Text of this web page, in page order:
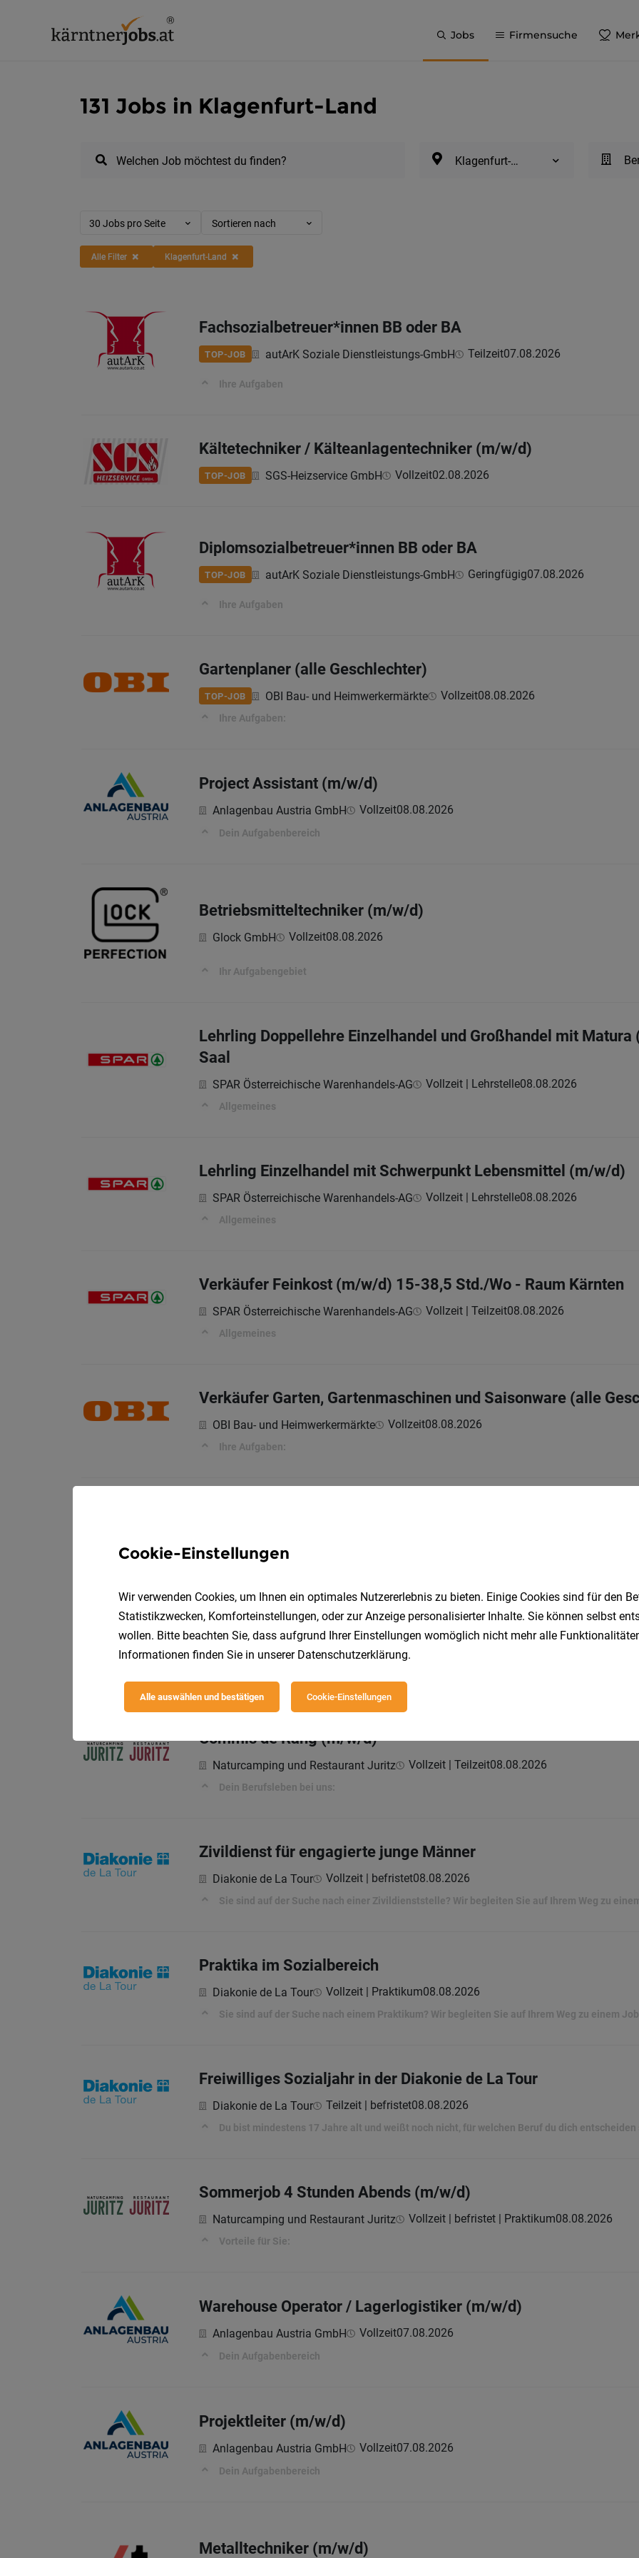
Jobs Firmensuche
131 Jobs in Klagenfurt-Land
Welchen Job möchtest du finden? Klagenfurt-Land
30 Jobs pro Seite Sortieren nach
Alle Filter Klagenfurt-Land
Fachsozialbetreuer*innen BB oder BA
TOP-JOB autArK Soziale Dienstleistungs-GmbH Teilzeit07.08.2026
Ihre Aufgaben
Kältetechniker / Kälteanlagentechniker (m/w/d)
TOP-JOB SGS-Heizservice GmbH Vollzeit02.08.2026
Diplomsozialbetreuer*innen BB oder BA
TOP-JOB autArK Soziale Dienstleistungs-GmbH Geringfügig07.08.2026
Ihre Aufgaben
Gartenplaner (alle Geschlechter)
TOP-JOB OBI Bau- und Heimwerkermärkte Vollzeit08.08.2026
Ihre Aufgaben:
Project Assistant (m/w/d)
Anlagenbau Austria GmbH Vollzeit08.08.2026
Dein Aufgabenbereich
Betriebsmitteltechniker (m/w/d)
Glock GmbH Vollzeit08.08.2026
Ihr Aufgabengebiet
Lehrling Doppellehre Einzelhandel und Großhandel mit
Saal
SPAR Österreichische Warenhandels-AG Vollzeit | Lehrstelle08.08.2026
Allgemeines
Lehrling Einzelhandel mit Schwerpunkt Lebensmittel (m/w/d)
SPAR Österreichische Warenhandels-AG Vollzeit | Lehrstelle08.08.2026
Allgemeines
Verkäufer Feinkost (m/w/d) 15-38,5 Std./Wo - Raum Kärnten
SPAR Österreichische Warenhandels-AG Vollzeit | Teilzeit08.08.2026
Allgemeines
Verkäufer Garten, Gartenmaschinen und Saisonware (alle
OBI Bau- und Heimwerkermärkte Vollzeit08.08.2026
Ihre Aufgaben:
Dein Berufsleben bei uns:
Chef de Rang (m/w/d)
Naturcamping und Restaurant Juritz
Commis de Rang (m/w/d)
Naturcamping und Restaurant Juritz Vollzeit | Teilzeit08.08.2026
Dein Berufsleben bei uns:
Zivildienst für engagierte junge Männer
Diakonie de La Tour Vollzeit | befristet08.08.2026
Sie sind auf der Suche nach einer Zivildienststelle? Wir begleiten Sie auf Ihrem Weg zu
Praktika im Sozialbereich
Diakonie de La Tour Vollzeit | Praktikum08.08.2026
Sie sind auf der Suche nach einem Praktikum? Wir begleiten Sie auf Ihrem Weg zu einem
Freiwilliges Sozialjahr in der Diakonie de La Tour
Diakonie de La Tour Teilzeit | befristet08.08.2026
Du bist mindestens 17 Jahre alt und weißt noch nicht, für welchen Beruf du dich entscheiden
Sommerjob 4 Stunden Abends (m/w/d)
Naturcamping und Restaurant Juritz Vollzeit | befristet | Praktikum08.08.2026
Vorteile für Sie:
Warehouse Operator / Lagerlogistiker (m/w/d)
Anlagenbau Austria GmbH Vollzeit07.08.2026
Dein Aufgabenbereich
Projektleiter (m/w/d)
Anlagenbau Austria GmbH Vollzeit07.08.2026
Dein Aufgabenbereich
Metalltechniker (m/w/d)
Cookie-Einstellungen
Wir verwenden Cookies, um Ihnen ein optimales Nutzererlebnis zu bieten. Einige Cookies sind für den
Statistikzwecken, Komforteinstellungen, oder zur Anzeige personalisierter Inhalte. Sie können selbst
wollen. Bitte beachten Sie, dass aufgrund Ihrer Einstellungen womöglich nicht mehr alle
Informationen finden Sie in unserer Datenschutzerklärung.
Alle auswählen und bestätigen Cookie-Einstellungen